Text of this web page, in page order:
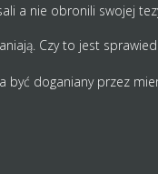
a nie obronili swojej
Czy to jest
doganiany przez